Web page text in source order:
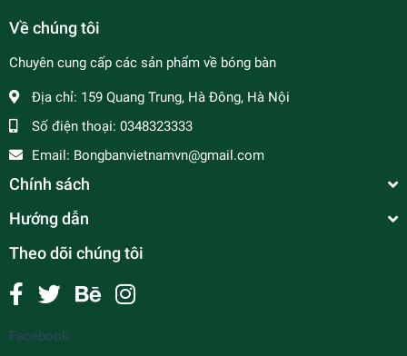
Về chúng tôi
Chuyên cung cấp các sản phẩm về bóng bàn
Địa chỉ: 159 Quang Trung, Hà Đông, Hà Nội
Số điện thoại: 0348323333
Email: Bongbanvietnamvn@gmail.com
Chính sách
Hướng dẫn
Theo dõi chúng tôi
Facebook